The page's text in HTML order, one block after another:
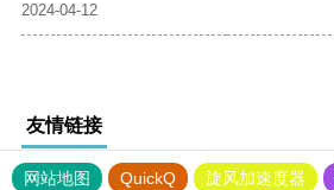
2024-04-12
友情链接
网站地图 QuickQ 旋风加速度器